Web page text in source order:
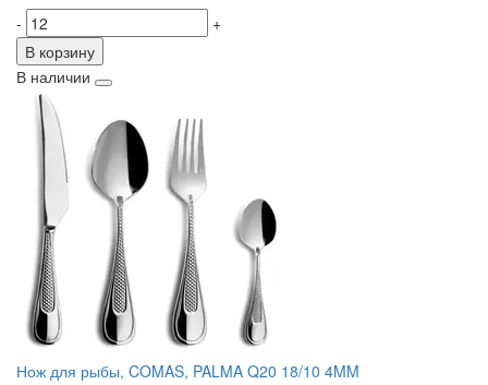
-
+
В корзину
В наличии
Нож для рыбы, COMAS, PALMA Q20 18/10 4MM